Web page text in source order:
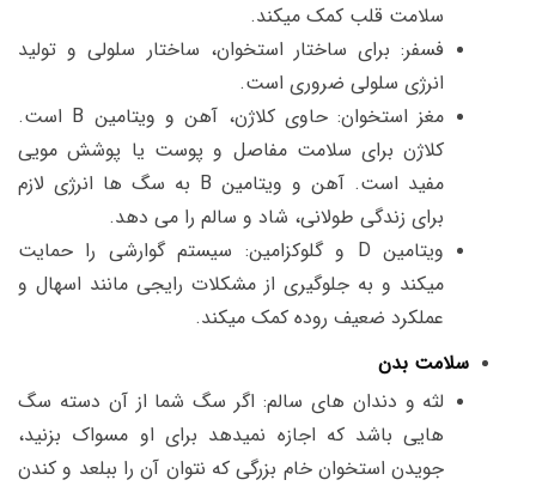
سلامت قلب کمک میکند.
فسفر: برای ساختار استخوان، ساختار سلولی و تولید
انرژی سلولی ضروری است.
مغز استخوان: حاوی کلاژن، آهن و ویتامین B است.
کلاژن برای سلامت مفاصل و پوست یا پوشش مویی
مفید است. آهن و ویتامین B به سگ ها انرژی لازم
برای زندگی طولانی، شاد و سالم را می دهد.
ویتامین D و گلوکزامین: سیستم گوارشی را حمایت
میکند و به جلوگیری از مشکلات رایجی مانند اسهال و
عملکرد ضعیف روده کمک میکند.
سلامت بدن
لثه و دندان های سالم: اگر سگ شما از آن دسته سگ
هایی باشد که اجازه نمیدهد برای او مسواک بزنید،
جویدن استخوان خام بزرگی که نتوان آن را ببلعد و کندن